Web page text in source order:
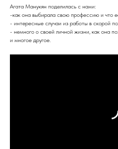
Агата Манукян поделилась с нами:
-как она выбирала свою профессию и что
- интересные случаи из работы в скорой
- немного о своей личной жизни, как она
и многое другое.